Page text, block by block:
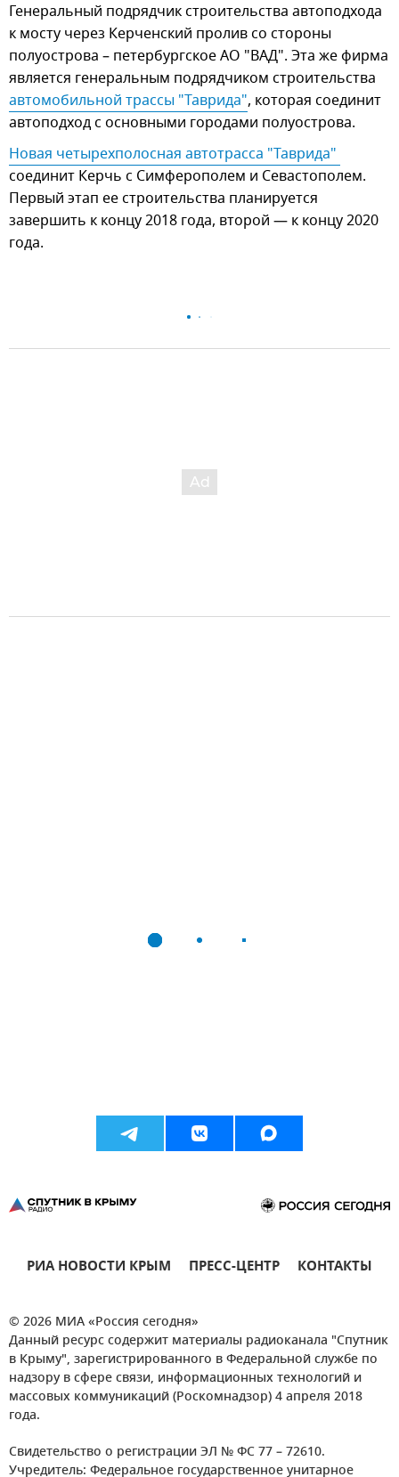
Генеральный подрядчик строительства автоподхода
к мосту через Керченский пролив со стороны
полуострова – петербургское АО "ВАД". Эта же фирма
является генеральным подрядчиком строительства
автомобильной трассы "Таврида", которая соединит
автоподход с основными городами полуострова.
соединит Керчь с Симферополем и Севастополем.
Первый этап ее строительства планируется
завершить к концу 2018 года, второй — к концу 2020
года.
РИА НОВОСТИ КРЫМ ПРЕСС-ЦЕНТР КОНТАКТЫ
© 2026 МИА «Россия сегодня»
Данный ресурс содержит материалы радиоканала "Спутник
в Крыму", зарегистрированного в Федеральной службе по
надзору в сфере связи, информационных технологий и
массовых коммуникаций (Роскомнадзор) 4 апреля 2018
года.
Свидетельство о регистрации ЭЛ № ФС 77 – 72610.
Учредитель: Федеральное государственное унитарное